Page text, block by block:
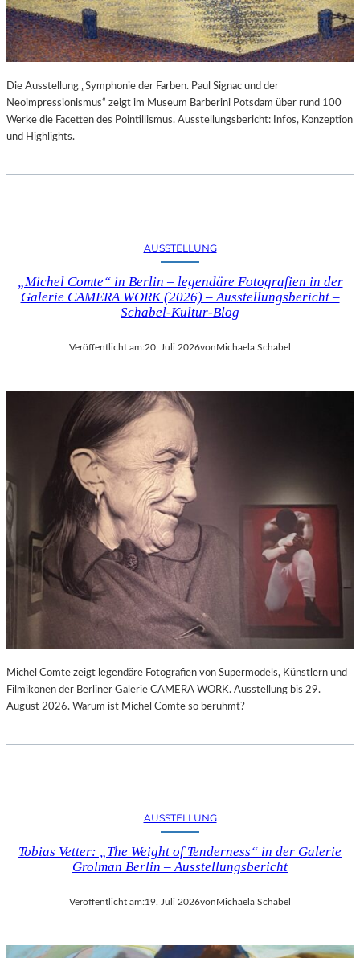
Die Ausstellung „Symphonie der Farben. Paul Signac und der
Neoimpressionismus“ zeigt im Museum Barberini Potsdam über rund 100
Werke die Facetten des Pointillismus. Ausstellungsbericht: Infos, Konzeption
und Highlights.
AUSSTELLUNG
„Michel Comte“ in Berlin – legendäre Fotografien in der
Galerie CAMERA WORK (2026) – Ausstellungsbericht –
Schabel-Kultur-Blog
Veröffentlicht am:20. Juli 2026von Michaela Schabel
Michel Comte zeigt legendäre Fotografien von Supermodels, Künstlern und
Filmikonen der Berliner Galerie CAMERA WORK. Ausstellung bis 29.
August 2026. Warum ist Michel Comte so berühmt?
AUSSTELLUNG
Tobias Vetter: „The Weight of Tenderness“ in der Galerie
Grolman Berlin – Ausstellungsbericht
Veröffentlicht am:19. Juli 2026von Michaela Schabel